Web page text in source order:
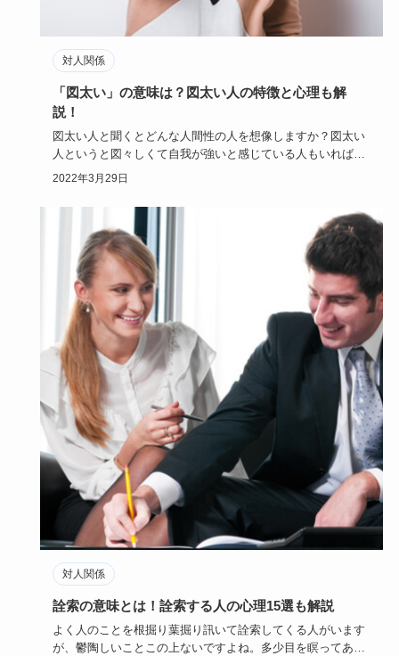
対人関係
「図太い」の意味は？図太い人の特徴と心理も解
説！
図太い人と聞くとどんな人間性の人を想像しますか？図太い
人というと図々しくて自我が強いと感じている人もいれば、
肝が座っていて…
2022年3月29日
対人関係
詮索の意味とは！詮索する人の心理15選も解説
よく人のことを根掘り葉掘り訊いて詮索してくる人がいます
が、鬱陶しいことこの上ないですよね。多少目を瞑ってあげ